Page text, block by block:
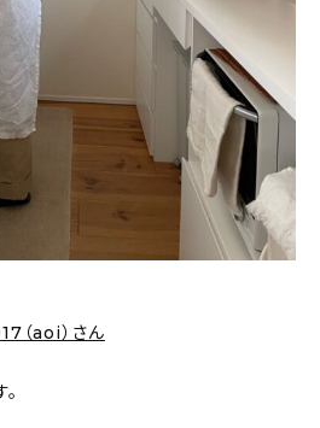
aoi）さん